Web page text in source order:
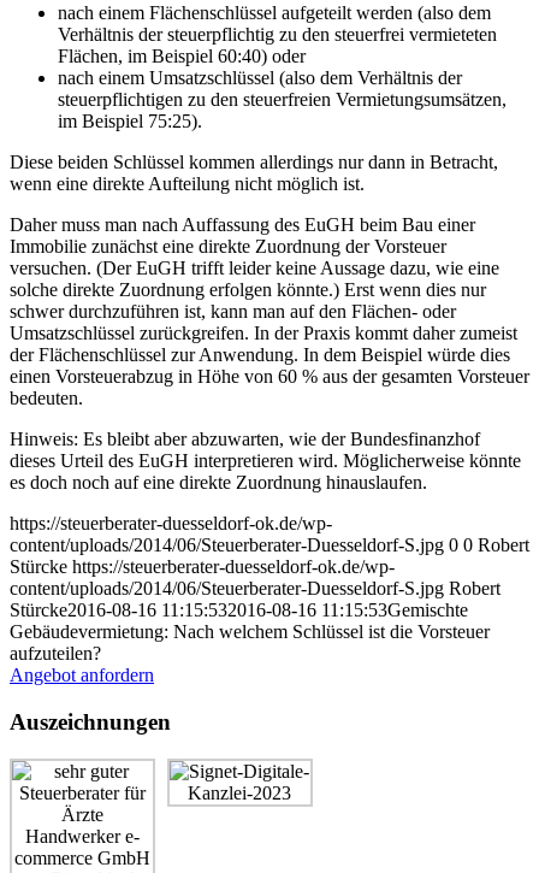
nach einem Flächenschlüssel aufgeteilt werden (also dem
Verhältnis der steuerpflichtig zu den steuerfrei vermieteten
Flächen, im Beispiel 60:40) oder
nach einem Umsatzschlüssel (also dem Verhältnis der
steuerpflichtigen zu den steuerfreien Vermietungsumsätzen,
im Beispiel 75:25).
Diese beiden Schlüssel kommen allerdings nur dann in Betracht,
wenn eine direkte Aufteilung nicht möglich ist.
Daher muss man nach Auffassung des EuGH beim Bau einer
Immobilie zunächst eine direkte Zuordnung der Vorsteuer
versuchen. (Der EuGH trifft leider keine Aussage dazu, wie eine
solche direkte Zuordnung erfolgen könnte.) Erst wenn dies nur
schwer durchzuführen ist, kann man auf den Flächen- oder
Umsatzschlüssel zurückgreifen. In der Praxis kommt daher zumeist
der Flächenschlüssel zur Anwendung. In dem Beispiel würde dies
einen Vorsteuerabzug in Höhe von 60 % aus der gesamten Vorsteuer
bedeuten.
Hinweis: Es bleibt aber abzuwarten, wie der Bundesfinanzhof
dieses Urteil des EuGH interpretieren wird. Möglicherweise könnte
es doch noch auf eine direkte Zuordnung hinauslaufen.
https://steuerberater-duesseldorf-ok.de/wp-
content/uploads/2014/06/Steuerberater-Duesseldorf-S.jpg 0 0 Robert
Stürcke https://steuerberater-duesseldorf-ok.de/wp-
content/uploads/2014/06/Steuerberater-Duesseldorf-S.jpg Robert
Stürcke2016-08-16 11:15:532016-08-16 11:15:53Gemischte
Gebäudevermietung: Nach welchem Schlüssel ist die Vorsteuer
aufzuteilen?
Angebot anfordern
Auszeichnungen